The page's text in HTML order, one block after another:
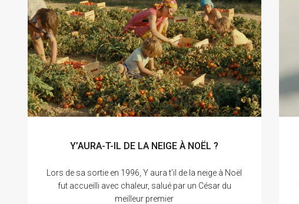
Y’AURA-T-IL DE LA NEIGE À NOËL ?
Lors de sa sortie en 1996, Y aura t’il de la neige à Noël
fut accueilli avec chaleur, salué par un César du
meilleur premier